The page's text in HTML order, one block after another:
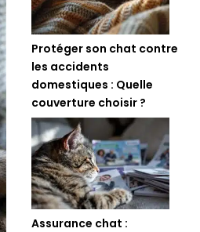
Protéger son chat contre
les accidents
domestiques : Quelle
couverture choisir ?
Assurance chat :